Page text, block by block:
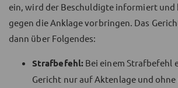
ein, wird der Beschuldigte informiert und
gegen die Anklage vorbringen. Das
dann über Folgendes:
Strafbefehl: Bei einem Strafbefehl
Gericht nur auf Aktenlage und